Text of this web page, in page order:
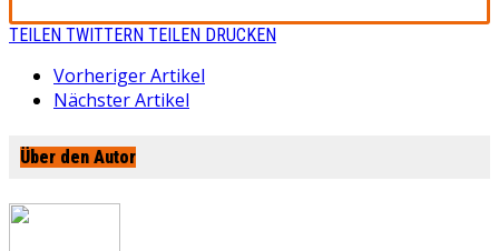
TEILEN TWITTERN TEILEN DRUCKEN
Vorheriger Artikel
Nächster Artikel
Über den Autor